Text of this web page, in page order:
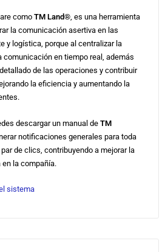
como TM Land®, es una herramienta
la comunicación asertiva en las
y logística, porque al centralizar la
comunicación en tiempo real, además
de las operaciones y contribuir
la eficiencia y aumentando la
descargar un manual de TM
notificaciones generales para toda
de clics, contribuyendo a mejorar la
la compañía.
sistema